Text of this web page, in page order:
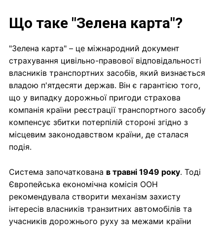
Що таке "Зелена карта"?
"Зелена карта" – це міжнародний документ
страхування цивільно-правової відповідальності
власників транспортних засобів, який визнається
владою п'ятдесяти держав. Він є гарантією того,
що у випадку дорожньої пригоди страхова
компанія країни реєстрації транспортного засобу
компенсує збитки потерпілій стороні згідно з
місцевим законодавством країни, де сталася
подія.
Система започаткована в травні 1949 року. Тоді
Європейська економічна комісія ООН
рекомендувала створити механізм захисту
інтересів власників транзитних автомобілів та
учасників дорожнього руху за межами країни